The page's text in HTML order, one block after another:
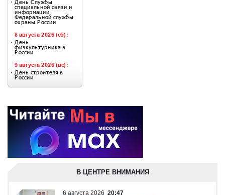
В ЦЕНТРЕ ВНИМАНИЯ
6 августа 2026 20:47